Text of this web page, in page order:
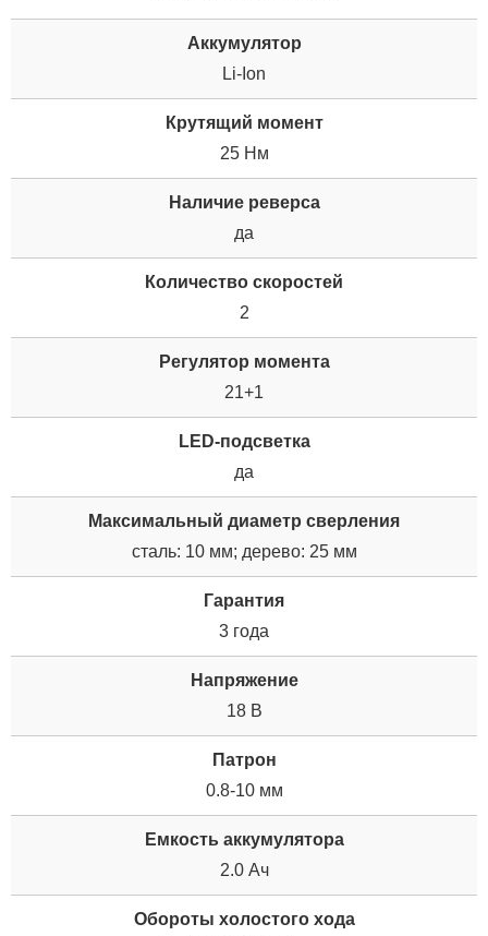
Аккумулятор
Li-Ion
Крутящий момент
25 Нм
Наличие реверса
да
Количество скоростей
2
Регулятор момента
21+1
LED-подсветка
да
Максимальный диаметр сверления
сталь: 10 мм; дерево: 25 мм
Гарантия
3 года
Напряжение
18 В
Патрон
0.8-10 мм
Емкость аккумулятора
2.0 Ач
Обороты холостого хода